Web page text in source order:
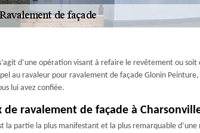
d’une opération visant à refaire le revêtement ou soit
au ravaleur pour ravalement de façade Glonin
lui avez confiée.
ravalement de façade à
partie la plus manifestant et la plus remarquable d’une